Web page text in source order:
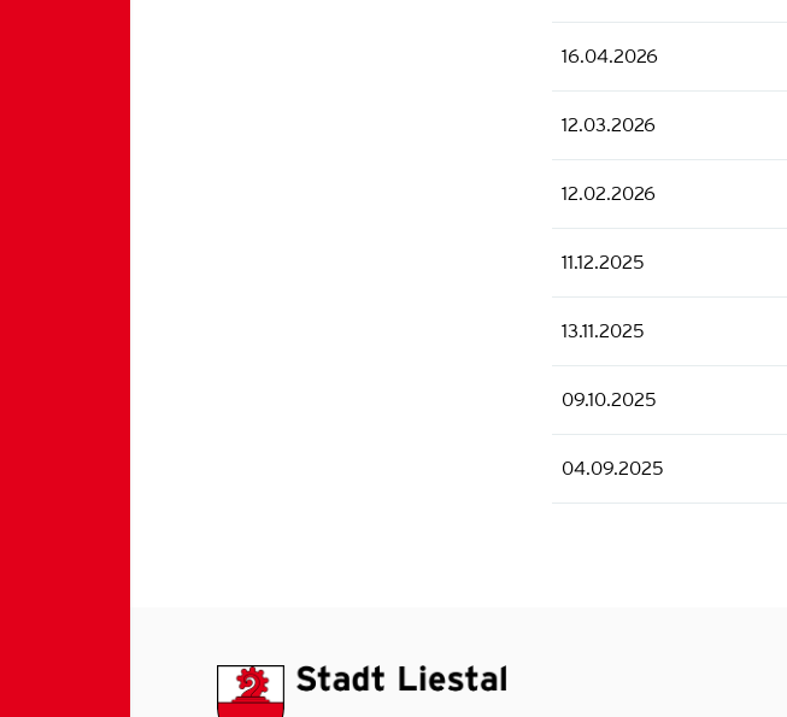
16.04.2026
12.03.2026
12.02.2026
11.12.2025
13.11.2025
09.10.2025
04.09.2025